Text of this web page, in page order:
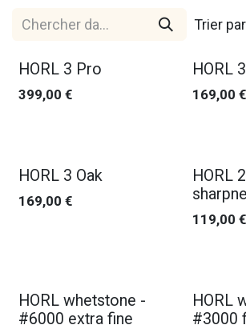
Trier par
Nouveau !
HORL 3 Pro
399,00 €
HORL
169,00 €
HORL 3 Oak
169,00 €
HORL
119,00 €
HORL whetstone -
#6000 extra fine
HORL
#3000